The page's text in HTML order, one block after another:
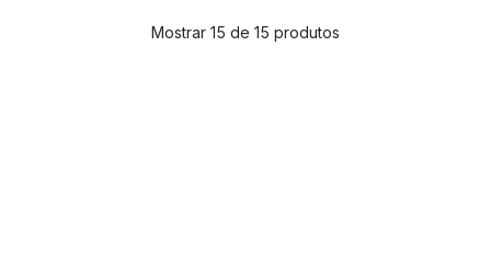
Mostrar 15 de 15 produtos